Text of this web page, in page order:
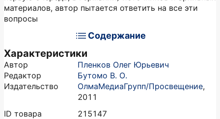
материалов, автор пытается ответить на все эти
вопросы
Содержание
Характеристики
Автор
Пленков Олег Юрьевич
Редактор
Бутомо В. О.
Издательство
ОлмаМедиаГрупп/Просвещение,
2011
ID товара
215147